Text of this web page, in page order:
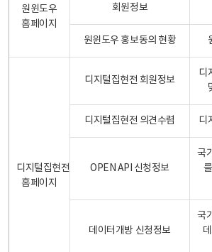
원윈도우
홈페이지
회원정보
원윈도우 홍보동의 현황
디지털집현전
홈페이지
디지털집현전 회원정보
디
디지털집현전 의견수렴 디
OPEN API 신청정보
국
데이터개방 신청정보
국